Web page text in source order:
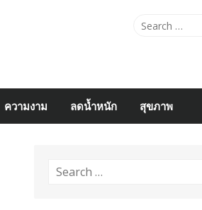
Search
ความงาม ลดน้ำหนัก สุขภาพ
Search